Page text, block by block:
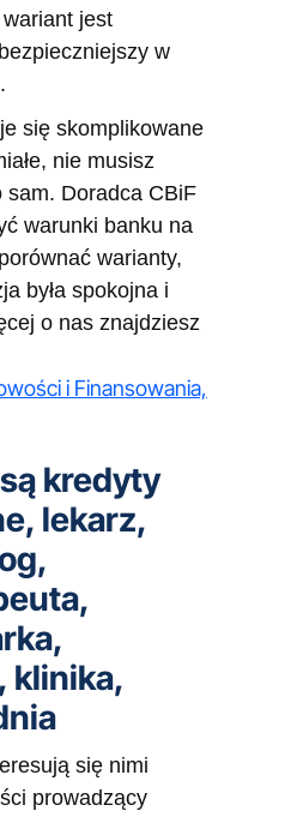
jest
w
się skomplikowane
nie musisz
sam. Doradca CBiF
warunki banku na
warianty,
była spokojna i
o nas znajdziesz
i Finansowania,
kredyty
lekarz,
klinika,
się nimi
prowadzący